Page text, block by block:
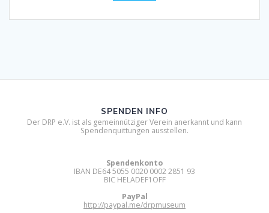
SPENDEN INFO
Der DRP e.V. ist als gemeinnütziger Verein anerkannt und kann
Spendenquittungen ausstellen.
Spendenkonto
IBAN DE64 5055 0020 0002 2851 93
BIC HELADEF1OFF
PayPal
http://paypal.me/drpmuseum